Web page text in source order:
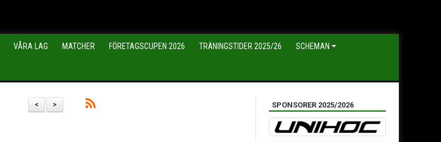
VÅRA LAG MATCHER FÖRETAGSCUPEN 2026 TRÄNINGSTIDER 2025/26 SCHEMAN
>
< SPONSORER 2025/2026